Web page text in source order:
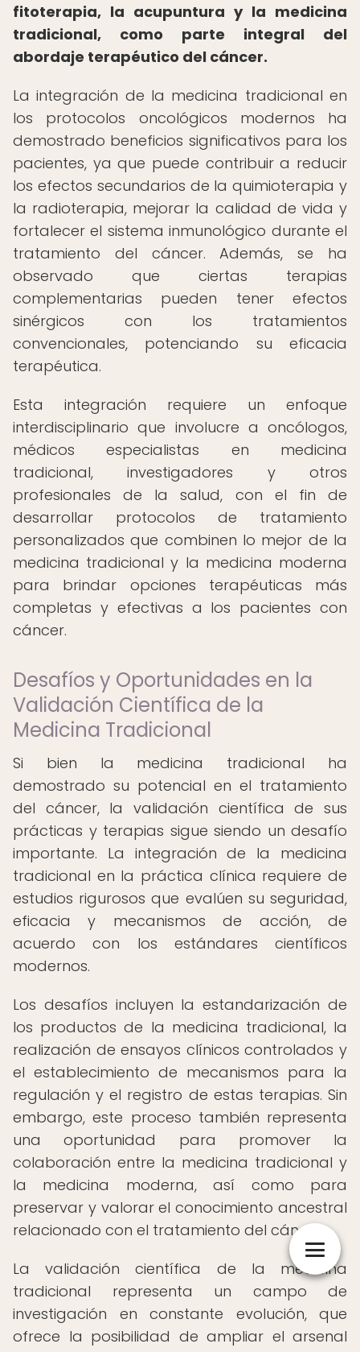
fitoterapia, la acupuntura y la medicina
tradicional, como parte integral del
abordaje terapéutico del cáncer.
La integración de la medicina tradicional en
los protocolos oncológicos modernos ha
demostrado beneficios significativos para los
pacientes, ya que puede contribuir a reducir
los efectos secundarios de la quimioterapia y
la radioterapia, mejorar la calidad de vida y
fortalecer el sistema inmunológico durante el
tratamiento del cáncer. Además, se ha
observado que ciertas terapias
complementarias pueden tener efectos
sinérgicos con los tratamientos
convencionales, potenciando su eficacia
terapéutica.
Esta integración requiere un enfoque
interdisciplinario que involucre a oncólogos,
médicos especialistas en medicina
tradicional, investigadores y otros
profesionales de la salud, con el fin de
desarrollar protocolos de tratamiento
personalizados que combinen lo mejor de la
medicina tradicional y la medicina moderna
para brindar opciones terapéuticas más
completas y efectivas a los pacientes con
cáncer.
Desafíos y Oportunidades en la
Validación Científica de la
Medicina Tradicional
Si bien la medicina tradicional ha
demostrado su potencial en el tratamiento
del cáncer, la validación científica de sus
prácticas y terapias sigue siendo un desafío
importante. La integración de la medicina
tradicional en la práctica clínica requiere de
estudios rigurosos que evalúen su seguridad,
eficacia y mecanismos de acción, de
acuerdo con los estándares científicos
modernos.
Los desafíos incluyen la estandarización de
los productos de la medicina tradicional, la
realización de ensayos clínicos controlados y
el establecimiento de mecanismos para la
regulación y el registro de estas terapias. Sin
embargo, este proceso también representa
una oportunidad para promover la
colaboración entre la medicina tradicional y
la medicina moderna, así como para
preservar y valorar el conocimiento ancestral
relacionado con el tratamiento del cáncer.
La validación científica de la medicina
tradicional representa un campo de
investigación en constante evolución, que
ofrece la posibilidad de ampliar el arsenal